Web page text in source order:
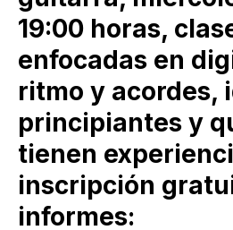
19:00 horas,
enfocadas en
ritmo y acordes,
principiantes y
tienen
inscripción
informes: